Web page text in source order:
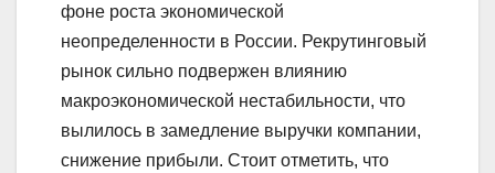
фоне роста экономической
неопределенности в России. Рекрутинговый
рынок сильно подвержен влиянию
макроэкономической нестабильности, что
вылилось в замедление выручки компании,
снижение прибыли. Cтоит отметить, что